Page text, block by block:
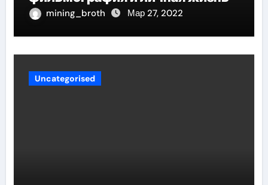
mining_broth Мар 27, 2022
Uncategorised